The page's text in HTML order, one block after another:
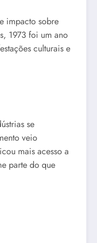
impacto sobre
1973 foi um ano
culturais e
se
veio
mais acesso a
parte do que